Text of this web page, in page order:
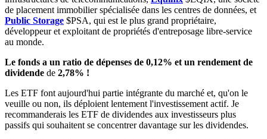
de placement immobilier spécialisée dans les centres de données, et
Public Storage $PSA, qui est le plus grand propriétaire,
développeur et exploitant de propriétés d'entreposage libre-service
au monde.
Le fonds a un ratio de dépenses de 0,12% et un rendement de
dividende de 2,78% !
Les ETF font aujourd'hui partie intégrante du marché et, qu'on le
veuille ou non, ils déploient lentement l'investissement actif. Je
recommanderais les ETF de dividendes aux investisseurs plus
passifs qui souhaitent se concentrer davantage sur les dividendes.